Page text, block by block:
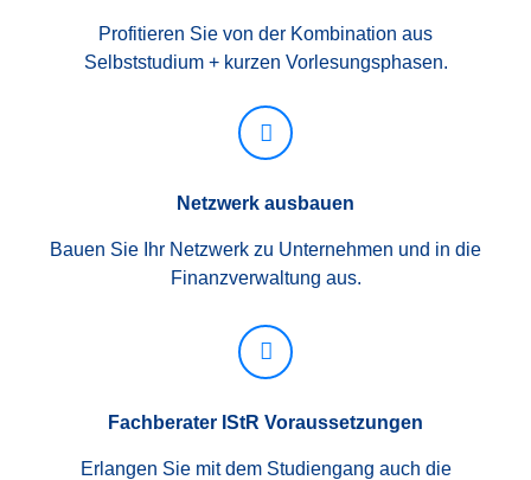
Profitieren Sie von der Kombination aus
Selbststudium + kurzen Vorlesungsphasen.
Netzwerk ausbauen
Bauen Sie Ihr Netzwerk zu Unternehmen und in die
Finanzverwaltung aus.
Fachberater IStR Voraussetzungen
Erlangen Sie mit dem Studiengang auch die